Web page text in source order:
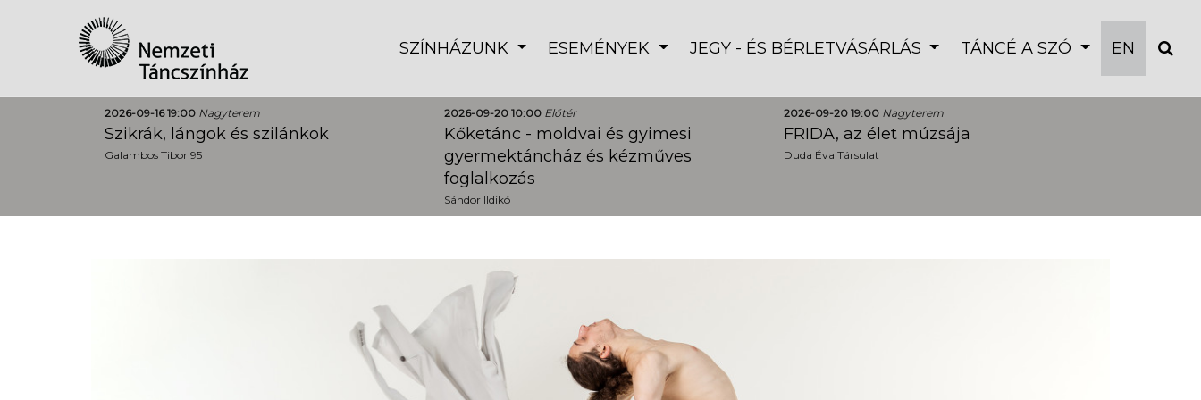
SZÍNHÁZUNK ESEMÉNYEK JEGY - ÉS BÉRLETVÁSÁRLÁS TÁNCÉ A SZÓ EN
2026-09-16 19:00 Nagyterem
Szikrák, lángok és szilánkok
Galambos Tibor 95
2026-09-20 10:00 Előtér
Kőketánc - moldvai és gyimesi
gyermektáncház és kézműves
foglalkozás
Sándor Ildikó
2026-09-20 19:00 Nagyterem
FRIDA, az élet múzsája
Duda Éva Társulat